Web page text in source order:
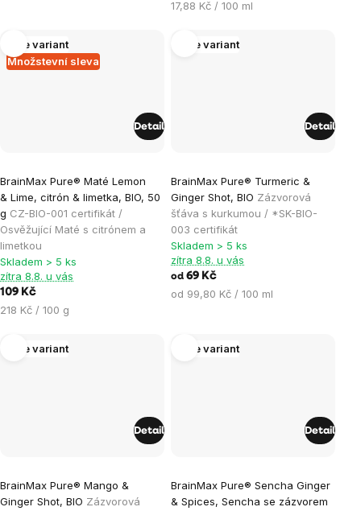
Měrná
17,88 Kč / 100 ml
Množstevní sleva
Více variant
BrainMax Pure® Maté Lemon
& Lime, citrón & limetka, BIO, 50
g CZ-BIO-001 certifikát /
Osvěžující Maté s citrónem a
limetkou
Skladem > 5 ks
zítra 8.8. u vás
109 Kč
Měrná
218 Kč / 100 g
Detail
Více variant
BrainMax Pure® Turmeric &
Ginger Shot, BIO Zázvorová
šťáva s kurkumou / *SK-BIO-
003 certifikát
Skladem > 5 ks
zítra 8.8. u vás
od 69 Kč
Měrná
od 99,80 Kč / 100 ml
Detail
Více variant
BrainMax Pure® Mango &
Ginger Shot, BIO Zázvorová
hodnocení
Detail
Více variant
BrainMax Pure® Sencha Ginger
& Spices, Sencha se zázvorem
hodnocení
Detail